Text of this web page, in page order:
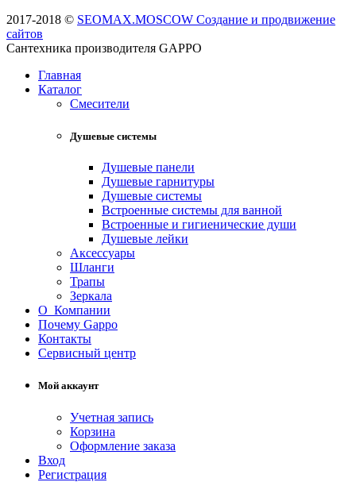
2017-2018 © SEOMAX.MOSCOW Создание и продвижение
сайтов
Сантехника производителя GAPPO
Главная
Каталог
Смесители
Душевые системы
Душевые панели
Душевые гарнитуры
Душевые системы
Встроенные системы для ванной
Встроенные и гигиенические души
Душевые лейки
Аксессуары
Шланги
Трапы
Зеркала
О Компании
Почему Gappo
Контакты
Сервисный центр
Мой аккаунт
Учетная запись
Корзина
Оформление заказа
Вход
Регистрация